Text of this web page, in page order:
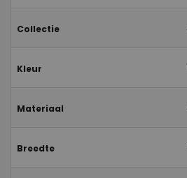
Collectie
Kleur
Materiaal
Breedte